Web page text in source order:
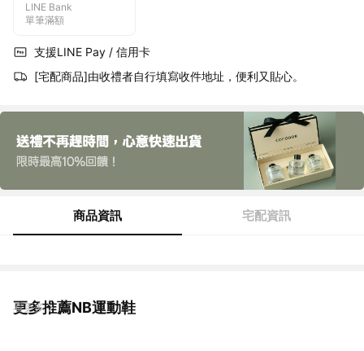
LINE Bank
單筆滿額
支援LINE Pay / 信用卡
[宅配商品]由收禮者自行填寫收件地址，便利又貼心。
商品資訊 宅配資訊
更多推薦NB運動鞋
看更多